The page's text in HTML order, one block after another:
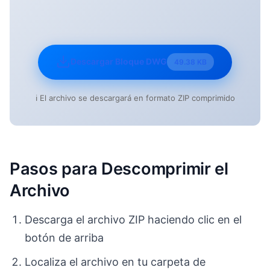
Descargar Bloque DWG 49.38 KB
ℹ️ El archivo se descargará en formato ZIP comprimido
Pasos para Descomprimir el
Archivo
Descarga el archivo ZIP haciendo clic en el
botón de arriba
Localiza el archivo en tu carpeta de